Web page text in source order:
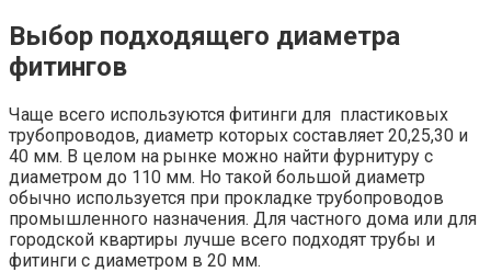
Выбор подходящего диаметра
фитингов
Чаще всего используются фитинги для пластиковых
трубопроводов, диаметр которых составляет 20,25,30 и
40 мм. В целом на рынке можно найти фурнитуру с
диаметром до 110 мм. Но такой большой диаметр
обычно используется при прокладке трубопроводов
промышленного назначения. Для частного дома или для
городской квартиры лучше всего подходят трубы и
фитинги с диаметром в 20 мм.